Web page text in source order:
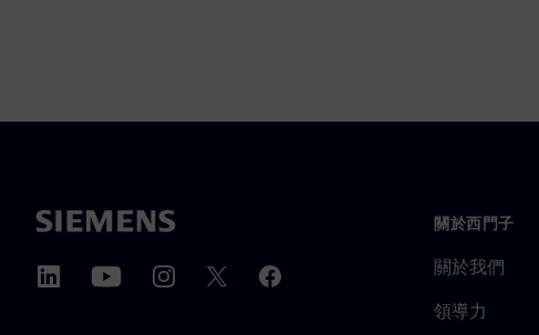
關於西門子
關於我們
領導力